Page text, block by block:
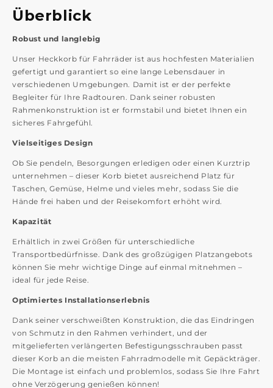
Überblick
Robust und langlebig
Unser Heckkorb für Fahrräder ist aus hochfesten Materialien
gefertigt und garantiert so eine lange Lebensdauer in
verschiedenen Umgebungen. Damit ist er der perfekte
Begleiter für Ihre Radtouren. Dank seiner robusten
Rahmenkonstruktion ist er formstabil und bietet Ihnen ein
sicheres Fahrgefühl.
Vielseitiges Design
Ob Sie pendeln, Besorgungen erledigen oder einen Kurztrip
unternehmen – dieser Korb bietet ausreichend Platz für
Taschen, Gemüse, Helme und vieles mehr, sodass Sie die
Hände frei haben und der Reisekomfort erhöht wird.
Kapazität
Erhältlich in zwei Größen für unterschiedliche
Transportbedürfnisse. Dank des großzügigen Platzangebots
können Sie mehr wichtige Dinge auf einmal mitnehmen –
ideal für jede Reise.
Optimiertes Installationserlebnis
Dank seiner verschweißten Konstruktion, die das Eindringen
von Schmutz in den Rahmen verhindert, und der
mitgelieferten verlängerten Befestigungsschrauben passt
dieser Korb an die meisten Fahrradmodelle mit Gepäckträger.
Die Montage ist einfach und problemlos, sodass Sie Ihre Fahrt
ohne Verzögerung genießen können!